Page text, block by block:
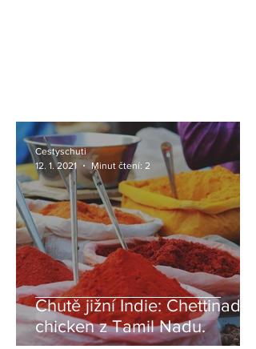
Chutě jižní Indie: Chettinad
chicken z Tamil Nadu.
Cestyschuti
12. 1. 2021
Minut čtení: 2